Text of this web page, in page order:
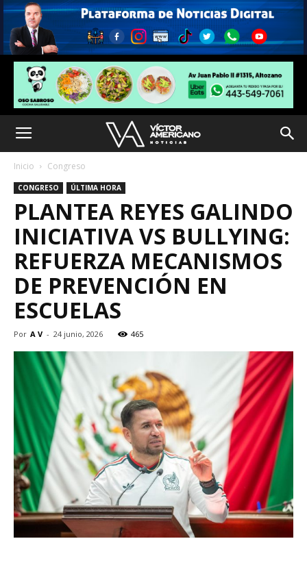
Inicio Congreso
CONGRESO ÚLTIMA HORA
PLANTEA REYES GALINDO
INICIATIVA VS BULLYING:
REFUERZA MECANISMOS
DE PREVENCIÓN EN
ESCUELAS
Por A V - 24 junio, 2026 465